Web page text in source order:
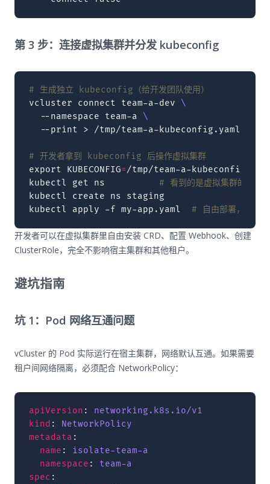
第 3 步：连接虚拟集群并分发 kubeconfig
# 生成独立 kubeconfig（给开发团队使用）
vcluster
connect team-a-dev
\
--namespace
team-a
\
--print
> /tmp/team-a-kubeconfig.yaml
# 开发者拿到 kubeconfig 后操作虚拟集群
export
KUBECONFIG=/tmp/team-a-
kubectl
get ns
# 看到的是虚拟集群的
kubectl
create ns
staging
kubectl
apply -f my-app.yaml # 自由部署，不影
开发者可以在虚拟集群里自由安装 CRD、配置 Webhook、创建
ClusterRole，完全不影响宿主集群和其他租户。
避坑指南
坑 1：Pod 网络互通问题
vCluster 的 Pod 实际运行在宿主集群，网络默认互通。如果需要
租户间网络隔离，必须配合 NetworkPolicy：
apiVersion :
networking.k8s.io/v1
kind :
NetworkPolicy
metadata :
name :
isolate-team-a
namespace :
team-a
spec :